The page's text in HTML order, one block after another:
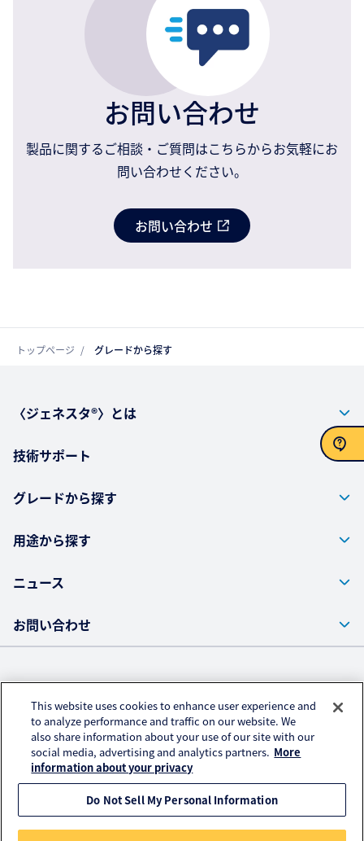
お問い合わせ
製品に関するご相談・ご質問はこちらからお気軽にお
問い合わせください。
お問い合わせ
トップページ グレードから探す
〈ジェネスタ®〉とは
技術サポート
グレードから探す
用途から探す
ニュース
お問い合わせ
株式会社クラレ ウェブサイト
プライバシーポリシー
アクセスデータの取扱いについて
ご利用にあたって
© KURARAY CO., LTD. All RIGHTS RESERVED.
This website uses cookies to enhance user experience and
to analyze performance and traffic on our website. We
also share information about your use of our site with our
social media, advertising and analytics partners. More
information about your privacy
Do Not Sell My Personal Information